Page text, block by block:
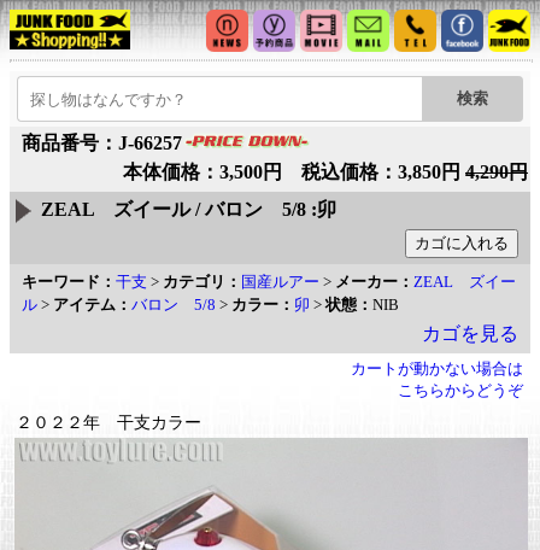
商品番号：J-66257
本体価格：3,500円 税込価格：3,850円 4,290円
ZEAL ズイール / バロン 5/8 :卯
キーワード： 干支 > カテゴリ： 国産ルアー > メーカー： ZEAL ズイー
ル > アイテム： バロン 5/8 > カラー： 卯 >状態： NIB
カゴを見る
カートが動かない場合は
こちらからどうぞ
２０２２年 干支カラー